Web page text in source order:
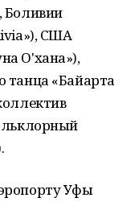
Боливии
США
О'хана»),
танца «Байарта
Уфы